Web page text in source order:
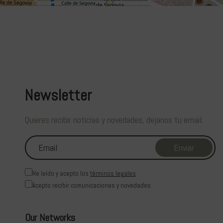
Newsletter
Quieres recibir noticias y novedades, dejanos tu email.
He leído y acepto los términos legales
Acepto recibir comunicaciones y novedades
Our Networks